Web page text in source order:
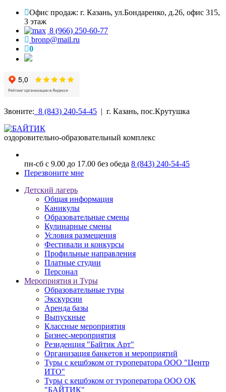
Офис продаж: г. Казань, ул.Бондаренко, д.26, офис 315,
3 этаж
8 (966) 250-60-77
bronp@mail.ru
0
Звоните: 8 (843) 240-54-45 | г. Казань, пос.Крутушка
оздоровительно-образовательный комплекс
пн-сб с 9.00 до 17.00 без обеда 8 (843) 240-54-45
Перезвоните мне
Детский лагерь
Общая информация
Каникулы
Образовательные смены
Кулинарные смены
Условия размещения
Фестивали и конкурсы
Профильные направления
Платные студии
Персонал
Мероприятия и Туры
Образовательные туры
Экскурсии
Аренда базы
Выпускные
Классные мероприятия
Бизнес-мероприятия
Резиденция "Байтик Арт"
Организация банкетов и мероприятий
Туры с кешбэком от туроператора ООО "Центр
ИТО"
Туры с кешбэком от туроператора ООО ОК
"БАЙТИК"